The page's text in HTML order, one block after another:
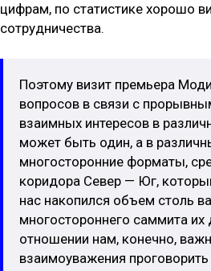
цифрам, по статистике хорошо
сотрудничества.
Поэтому визит премьера
вопросов в связи с
взаимных интересов в
может быть один, а в
многосторонние форматы,
коридора Север — Юг,
нас накопился объем столь
многостороннего саммита
отношении нам, конечно,
взаимоуважения